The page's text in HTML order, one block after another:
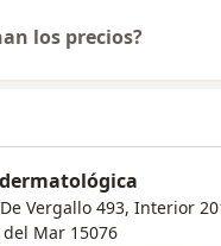
los precios?
De Vergallo 493, Interior
Mar 15076